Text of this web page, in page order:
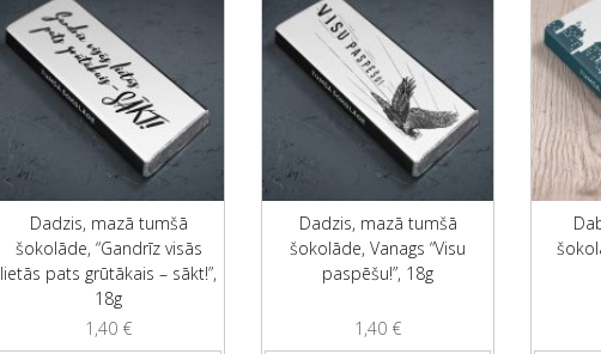
Dadzis, mazā tumšā
šokolāde, “Gandrīz visās
lietās pats grūtākais – sākt!”,
18g
1,40 €
Dadzis, mazā tumšā
šokolāde, Vanags “Visu
paspēšu!”, 18g
1,40 €